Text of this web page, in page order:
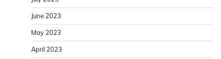
June 2023
May 2023
April 2023